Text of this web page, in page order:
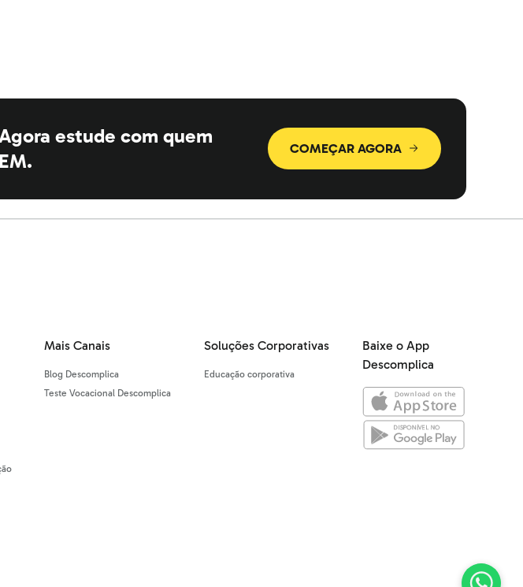
estude com quem
COMEÇAR AGORA
Mais Canais
Blog Descomplica
Teste Vocacional Descomplica
Soluções Corporativas
Educação corporativa
Baixe o App
Descomplica